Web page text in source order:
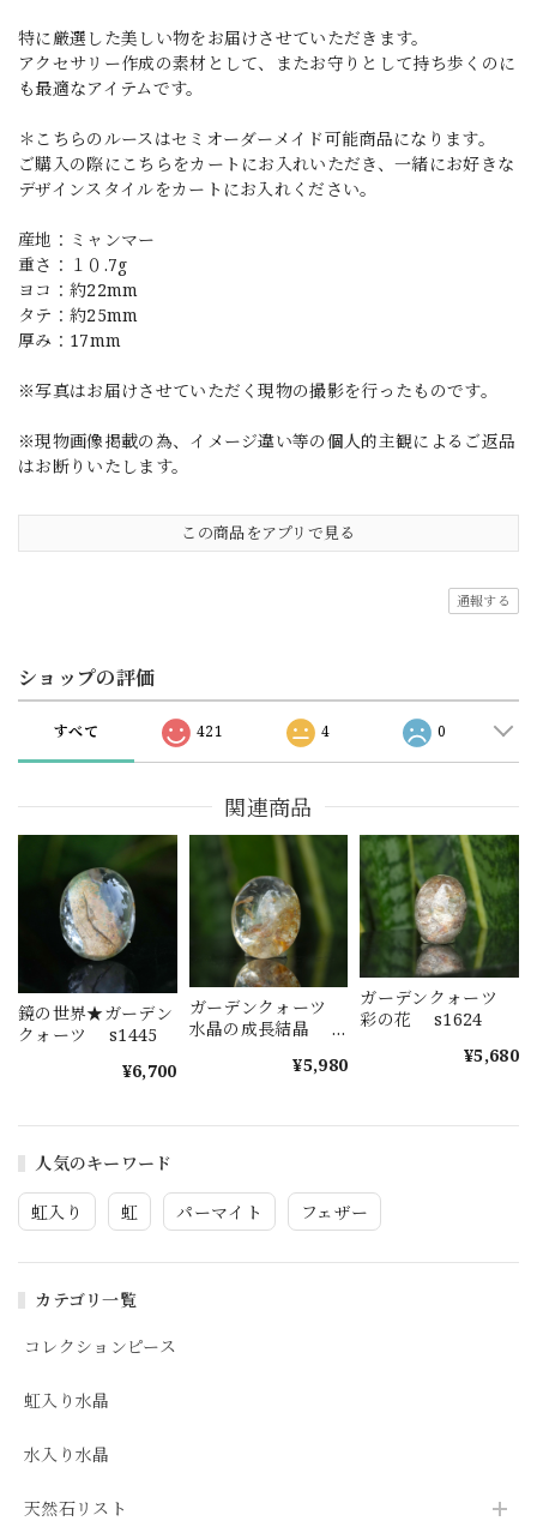
人気のキーワード
虹入り 虹 パーマイト フェザー
カテゴリ一覧
コレクションピース
虹入り水晶
水入り水晶
天然石リスト
特に厳選した美しい物をお届けさせていただきます。
アクセサリー作成の素材として、またお守りとして持ち歩くのに
も最適なアイテムです。
＊こちらのルースはセミオーダーメイド可能商品になります。
ご購入の際にこちらをカートにお入れいただき、一緒にお好きな
デザインスタイルをカートにお入れください。
産地：ミャンマー
重さ：１０.7g
ヨコ：約22mm
タテ：約25mm
厚み：17mm
※写真はお届けさせていただく現物の撮影を行ったものです。
※現物画像掲載の為、イメージ違い等の個人的主観によるご返品
はお断りいたします。
この商品をアプリで見る
通報する
ショップの評価
すべて 421 4 0
関連商品
鏡の世界★ガーデン
クォーツ s1445
¥6,700
ガーデンクォーツ
水晶の成長結晶
¥5,980
ガーデンクォーツ
彩の花 s1624
¥5,680